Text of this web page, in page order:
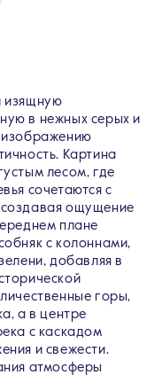
изящную
в нежных серых и
изображению
Картина
лесом, где
сочетаются с
ощущение
плане
с колоннами,
добавляя в
горы,
а в центре
с каскадом
и свежести.
атмосферы